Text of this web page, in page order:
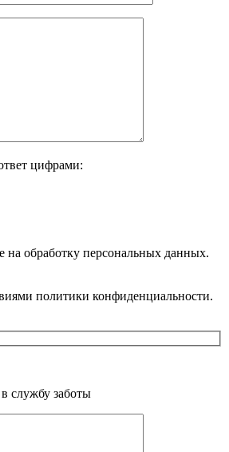
цифрами:
на обработку персональных данных.
политики конфиденциальности.
службу заботы